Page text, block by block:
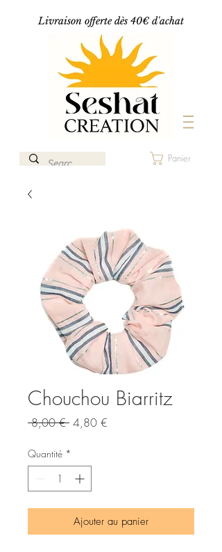
Livraison offerte dès 40€ d'achat
Panier
Chouchou Biarritz
8,00 € Prix
4,80 €
Quantité *
Ajouter au panier